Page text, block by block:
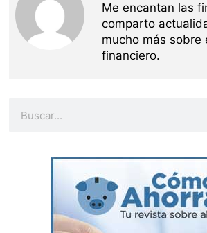
Me encantan las
comparto
mucho más sobre
financiero.